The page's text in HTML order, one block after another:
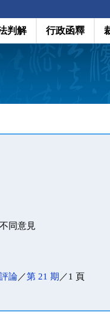
判解 行政函釋
同意見
論／第 21 期 ／1 頁